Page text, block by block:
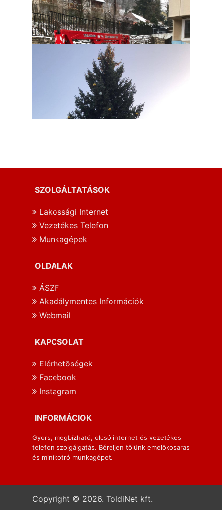
SZOLGÁLTATÁSOK
Lakossági Internet
Vezetékes Telefon
Munkagépek
OLDALAK
ÁSZF
Akadálymentes Információk
Webmail
KAPCSOLAT
Elérhetōségek
Facebook
Instagram
INFORMÁCIOK
Gyors, megbízható, olcsó internet és vezetékes
telefon szolgálgatás. Béreljen tőlünk emelőkosaras
és minikotró munkagépet.
Copyright © 2026. ToldiNet kft.